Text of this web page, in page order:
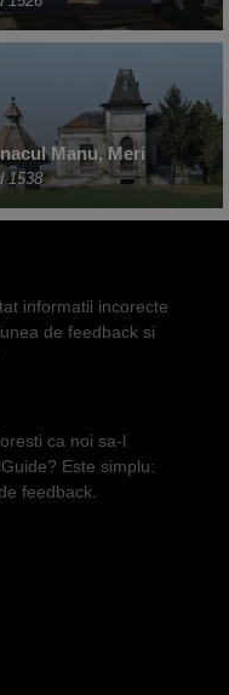
Manu, Meri
1538
informatii incorecte
de feedback si
ca noi sa-l
Este simplu:
feedback.